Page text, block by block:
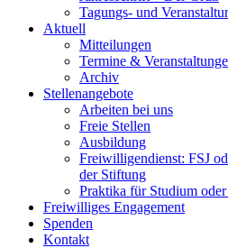
Tagungs- und
Aktuell
Mitteilungen
Termine &
Archiv
Stellenangebote
Arbeiten bei uns
Freie Stellen
Ausbildung
Freiwilligendienst: FSJ
der Stiftung
Praktika für Studium
Freiwilliges Engagement
Spenden
Kontakt